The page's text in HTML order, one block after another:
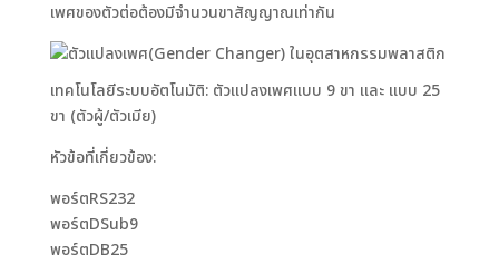
เพศของตัวต่อต้องมีจำนวนขาสัญญาณเท่ากัน
เทคโนโลยีระบบอัตโนมัติ: ตัวแปลงเพศแบบ 9 ขา และ แบบ 25
ขา (ตัวผู้/ตัวเมีย)
หัวข้อที่เกี่ยวข้อง:
พอร์ตRS232
พอร์ตDSub9
พอร์ตDB25